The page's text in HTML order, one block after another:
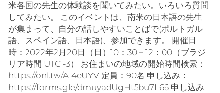
米各国の先生の体験談を聞いてみたい。いろいろ質問
してみたい。 このイベントは、南米の日本語の先生
が集まって、自分の話しやすいことばで(ポルトガル
語、スペイン語、日本語)、参加できます。 開催日
時：2022年2月20日（日）10：30－12：00（ブラジ
リア時間 UTC -3） お住まいの地域の開始時間検索：
https://onl.tw/A14eUYV 定員：90名 申し込み：
https://forms.gle/dmuyadUgHt5bu7L66 申し込み